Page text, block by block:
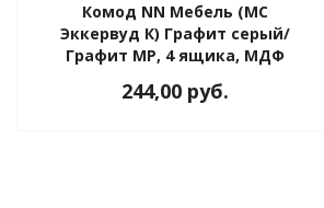
Комод NN Мебель (МС
Эккервуд К) Графит серый/
Графит МР, 4 ящика, МДФ
244,00 руб.